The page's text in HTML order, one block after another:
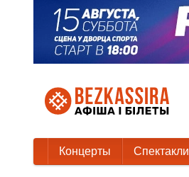
Концерты Спектакли